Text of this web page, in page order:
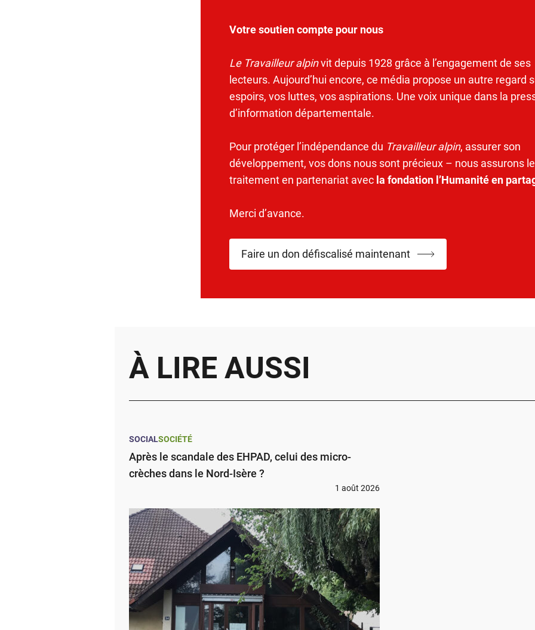
Votre soutien compte pour nous
Le Travailleur alpinvit depuis 1928 grâce à l’engagement de ses
lecteurs. Aujourd’hui encore, ce média propose un autre regard
espoirs, vos luttes, vos aspirations. Une voix unique dans la
d’information départementale.
Pour protéger l’indépendance du Travailleur alpin, assurer son
développement, vos dons nous sont précieux – nous assurons
traitement en partenariat avec la fondation l’Humanité en
Merci d’avance.
Faire un don défiscalisé maintenant
À LIRE AUSSI
SOCIALSOCIÉTÉ
Après le scandale des EHPAD, celui des micro-
crèches dans le Nord-Isère ?
1 août 2026